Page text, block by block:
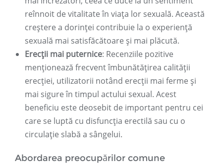
reînnoit de vitalitate în viața lor sexuală. Această
creștere a dorinței contribuie la o experiență
sexuală mai satisfăcătoare și mai plăcută.
Erecții mai puternice: Recenziile pozitive
menționează frecvent îmbunătățirea calității
erecției, utilizatorii notând erecții mai ferme și
mai sigure în timpul actului sexual. Acest
beneficiu este deosebit de important pentru cei
care se luptă cu disfuncția erectilă sau cu o
circulație slabă a sângelui.
Abordarea preocupărilor comune